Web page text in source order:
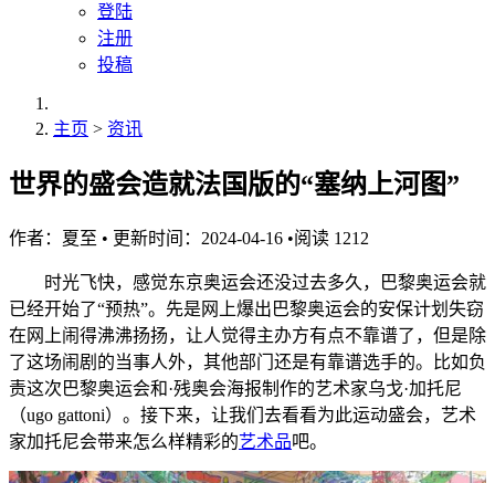
登陆
注册
投稿
主页 > 资讯
世界的盛会造就法国版的“塞纳上河图”
作者： 夏至 • 更新时间：2024-04-16 •阅读 1212
时光飞快，感觉东京奥运会还没过去多久，巴黎奥运会就
已经开始了“预热”。先是网上爆出巴黎奥运会的安保计划失窃
在网上闹得沸沸扬扬，让人觉得主办方有点不靠谱了，但是除
了这场闹剧的当事人外，其他部门还是有靠谱选手的。比如负
责这次巴黎奥运会和·残奥会海报制作的艺术家乌戈·加托尼
（ugo gattoni）。接下来，让我们去看看为此运动盛会，艺术
家加托尼会带来怎么样精彩的艺术品吧。